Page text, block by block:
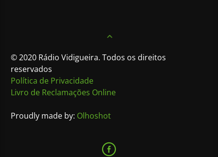
© 2020 Rádio Vidigueira. Todos os direitos
reservados
Política de Privacidade
Livro de Reclamações Online
Proudly made by: Olhoshot